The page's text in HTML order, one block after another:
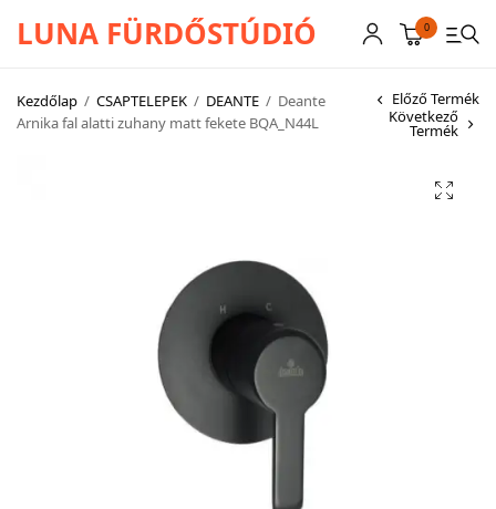
LUNA FÜRDŐSTÚDIÓ 0
Kezdőlap / CSAPTELEPEK / DEANTE / Deante
Arnika fal alatti zuhany matt fekete BQA_N44L
Előző Termék
Következő
Termék
KABINOK – TÁLCÁK
TOVÁBBI TERMÉKEK
BEMUTATÓTERMÜNK KÉPEKBEN